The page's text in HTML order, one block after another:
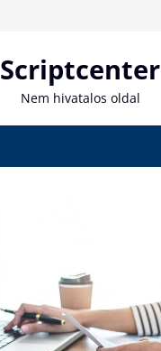
Scriptcenter
Nem hivatalos oldal